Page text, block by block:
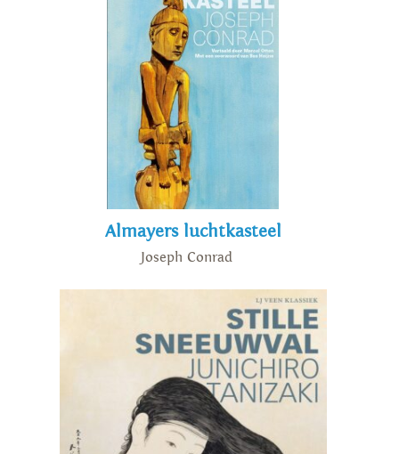
Almayers luchtkasteel
Joseph Conrad